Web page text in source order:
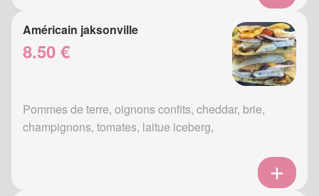
Américain jaksonville
8.50 €
Pommes de terre, oignons confits, cheddar, brie,
champignons, tomates, laitue iceberg,